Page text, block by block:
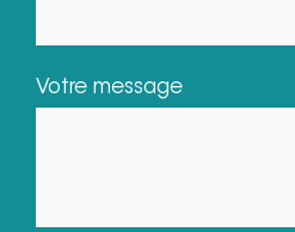
Votre message